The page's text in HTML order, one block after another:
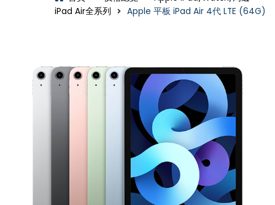
iPad Air全系列
Apple 平板 iPad Air 4代 LTE (64G)